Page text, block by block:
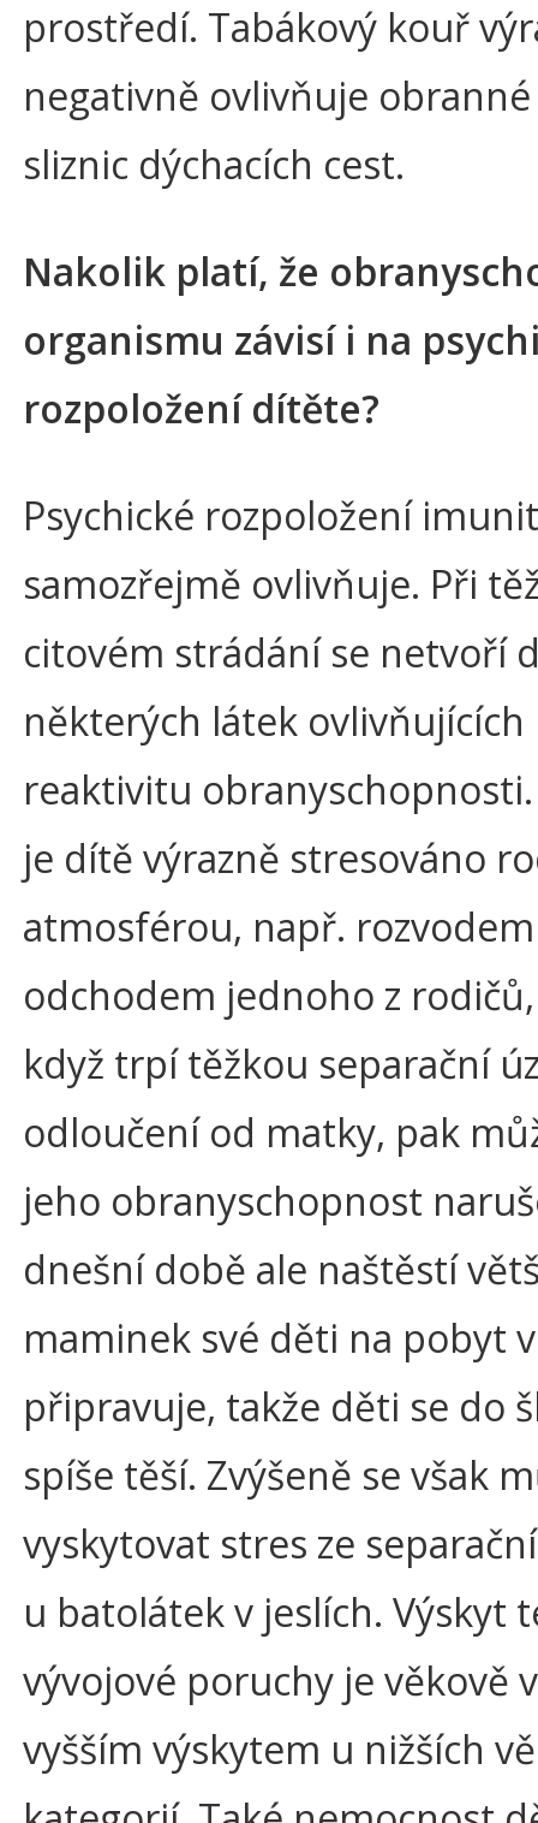
prostředí. Tabákový kouř
negativně ovlivňuje
sliznic dýchacích cest.
Nakolik platí, že
organismu závisí i na
rozpoložení dítěte?
Psychické rozpoložení
samozřejmě ovlivňuje. Při
citovém strádání se netvoří
některých látek ovlivňujících
reaktivitu
je dítě výrazně stresováno
atmosférou, např.
odchodem jednoho z
když trpí těžkou separační
odloučení od matky, pak
jeho obranyschopnost
dnešní době ale naštěstí
maminek své děti na pobyt
připravuje, takže děti se do
spíše těší. Zvýšeně se však
vyskytovat stres ze
u batolátek v jeslích. Výskyt
vývojové poruchy je věkově
vyšším výskytem u nižších